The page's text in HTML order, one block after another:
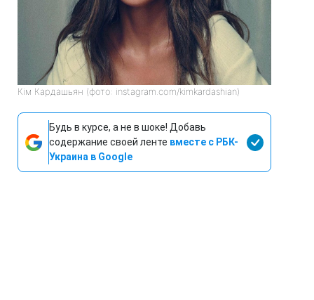
Кім Кардашьян (фото: instagram.com/kimkardashian)
Будь в курсе, а не в шоке! Добавь
содержание своей ленте вместе с РБК-
Украина в Google